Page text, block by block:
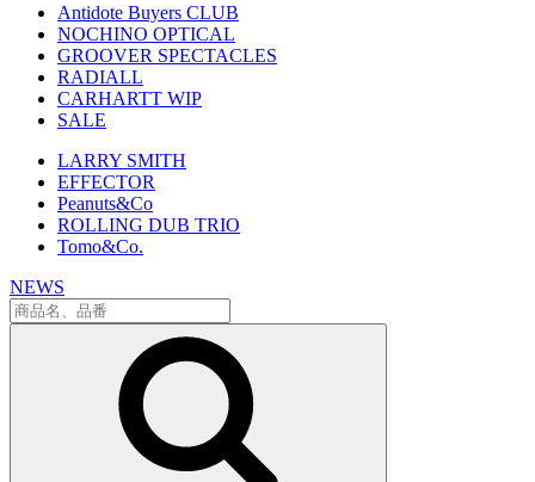
Antidote Buyers CLUB
NOCHINO OPTICAL
GROOVER SPECTACLES
RADIALL
CARHARTT WIP
SALE
LARRY SMITH
EFFECTOR
Peanuts&Co
ROLLING DUB TRIO
Tomo&Co.
NEWS